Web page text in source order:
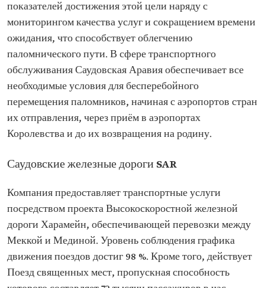
показателей достижения этой цели наряду с
мониторингом качества услуг и сокращением времени
ожидания, что способствует облегчению
паломнического пути. В сфере транспортного
обслуживания Саудовская Аравия обеспечивает все
необходимые условия для бесперебойного
перемещения паломников, начиная с аэропортов стран
их отправления, через приём в аэропортах
Королевства и до их возвращения на родину.
Саудовские железные дороги SAR
Компания предоставляет транспортные услуги
посредством проекта Высокоскоростной железной
дороги Харамейн, обеспечивающей перевозки между
Меккой и Мединой. Уровень соблюдения графика
движения поездов достиг 98 %. Кроме того, действует
Поезд священных мест, пропускная способность